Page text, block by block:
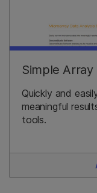
Simple Array
Quickly and
meaningful
tools.